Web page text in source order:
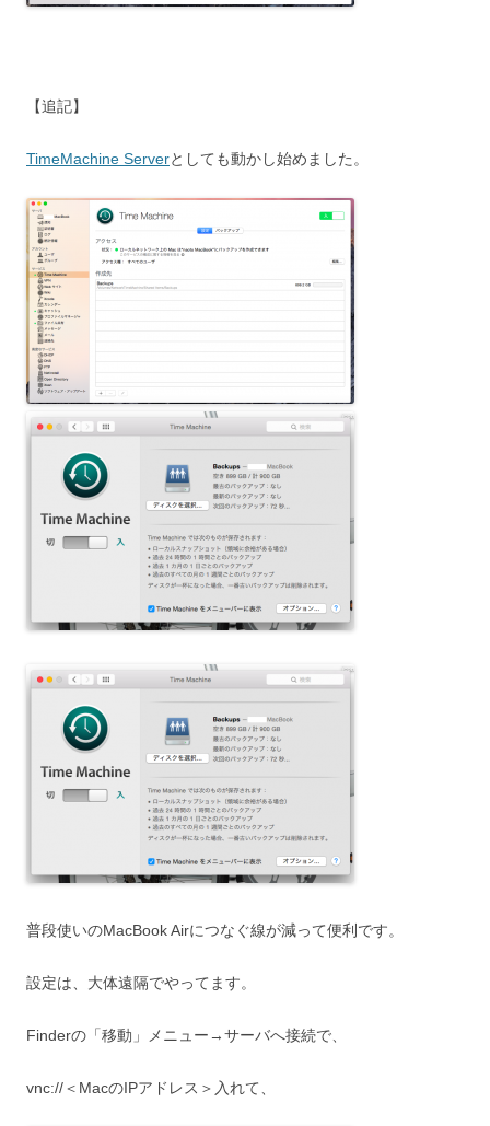
【追記】
TimeMachine Serverとしても動かし始めました。
普段使いのMacBook Airにつなぐ線が減って便利です。
設定は、大体遠隔でやってます。
Finderの「移動」メニュー→サーバへ接続で、
vnc://＜MacのIPアドレス＞入れて、